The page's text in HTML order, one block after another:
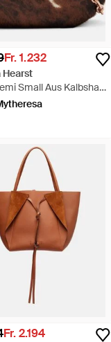
Fr. 1.232
Small Aus Kalbshaar
Fr. 2.194